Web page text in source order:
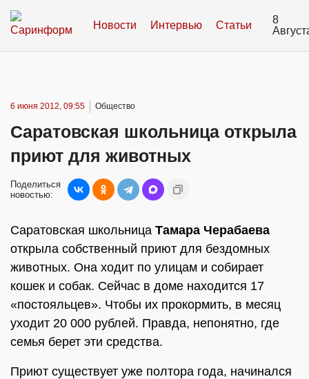
Новости Интервью Статьи
8
6 июня 2012, 09:55 Общество
Саратовская школьница открыла
приют для животных
Поделиться
новостью:
Саратовская школьница Тамара Черабаева
открыла собственный приют для бездомных
животных. Она ходит по улицам и собирает
кошек и собак. Сейчас в доме находится 17
«постояльцев». Чтобы их прокормить, в месяц
уходит 20 000 рублей. Правда, непонятно, где
семья берет эти средства.
Приют существует уже полтора года, начинался